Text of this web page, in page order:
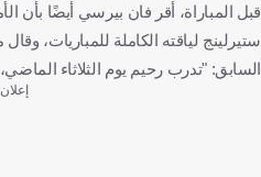
قبل المباراة، أقر فان بيرسي أيضًا بأن
ستيرلينج لياقته الكاملة للمباريات،
السابق: "تدرب رحيم يوم الثلاثاء
إعلان